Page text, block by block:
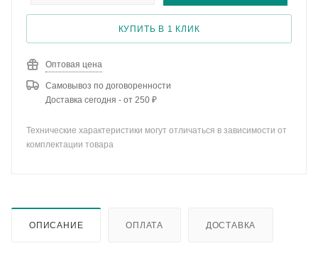
КУПИТЬ В 1 КЛИК
Оптовая цена
Самовывоз по договоренности
Доставка сегодня - от 250 ₽
Технические характеристики могут отличаться в зависимости от
комплектации товара
ОПИСАНИЕ ОПЛАТА ДОСТАВКА